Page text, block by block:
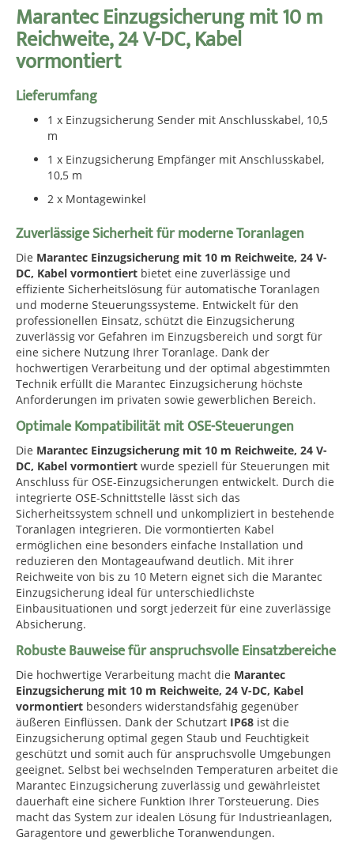
Marantec Einzugsicherung mit 10 m
Reichweite, 24 V-DC, Kabel
vormontiert
Lieferumfang
1 x Einzugsicherung Sender mit Anschlusskabel, 10,5
m
1 x Einzugsicherung Empfänger mit Anschlusskabel,
10,5 m
2 x Montagewinkel
Zuverlässige Sicherheit für moderne Toranlagen
Die Marantec Einzugsicherung mit 10 m Reichweite, 24 V-
DC, Kabel vormontiert bietet eine zuverlässige und
effiziente Sicherheitslösung für automatische Toranlagen
und moderne Steuerungssysteme. Entwickelt für den
professionellen Einsatz, schützt die Einzugsicherung
zuverlässig vor Gefahren im Einzugsbereich und sorgt für
eine sichere Nutzung Ihrer Toranlage. Dank der
hochwertigen Verarbeitung und der optimal abgestimmten
Technik erfüllt die Marantec Einzugsicherung höchste
Anforderungen im privaten sowie gewerblichen Bereich.
Optimale Kompatibilität mit OSE-Steuerungen
Die Marantec Einzugsicherung mit 10 m Reichweite, 24 V-
DC, Kabel vormontiert wurde speziell für Steuerungen mit
Anschluss für OSE-Einzugsicherungen entwickelt. Durch die
integrierte OSE-Schnittstelle lässt sich das
Sicherheitssystem schnell und unkompliziert in bestehende
Toranlagen integrieren. Die vormontierten Kabel
ermöglichen eine besonders einfache Installation und
reduzieren den Montageaufwand deutlich. Mit ihrer
Reichweite von bis zu 10 Metern eignet sich die Marantec
Einzugsicherung ideal für unterschiedlichste
Einbausituationen und sorgt jederzeit für eine zuverlässige
Absicherung.
Robuste Bauweise für anspruchsvolle Einsatzbereiche
Die hochwertige Verarbeitung macht die Marantec
Einzugsicherung mit 10 m Reichweite, 24 V-DC, Kabel
vormontiert besonders widerstandsfähig gegenüber
äußeren Einflüssen. Dank der Schutzart IP68 ist die
Einzugsicherung optimal gegen Staub und Feuchtigkeit
geschützt und somit auch für anspruchsvolle Umgebungen
geeignet. Selbst bei wechselnden Temperaturen arbeitet die
Marantec Einzugsicherung zuverlässig und gewährleistet
dauerhaft eine sichere Funktion Ihrer Torsteuerung. Dies
macht das System zur idealen Lösung für Industrieanlagen,
Garagentore und gewerbliche Toranwendungen.